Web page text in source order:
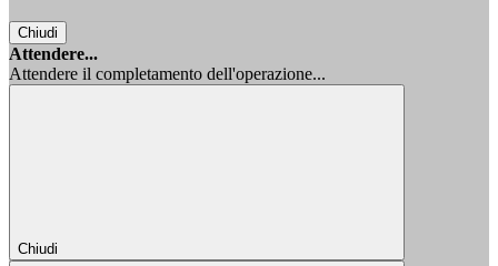
Chiudi
Attendere...
Attendere il completamento dell'operazione...
Chiudi